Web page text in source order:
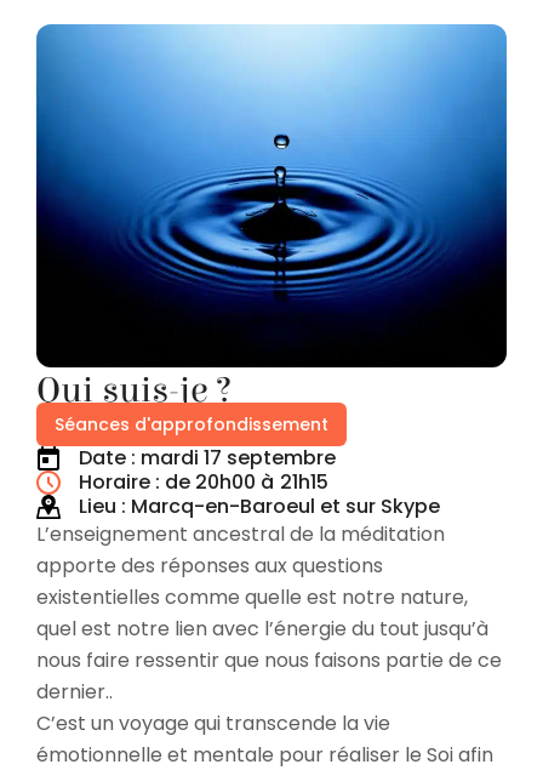
Qui suis-je ?
Séances d'approfondissement
Date : mardi 17 septembre
Horaire : de 20h00 à 21h15
Lieu : Marcq-en-Baroeul et sur Skype
L’enseignement ancestral de la méditation
apporte des réponses aux questions
existentielles comme quelle est notre nature,
quel est notre lien avec l’énergie du tout jusqu’à
nous faire ressentir que nous faisons partie de ce
dernier..
C’est un voyage qui transcende la vie
émotionnelle et mentale pour réaliser le Soi afin